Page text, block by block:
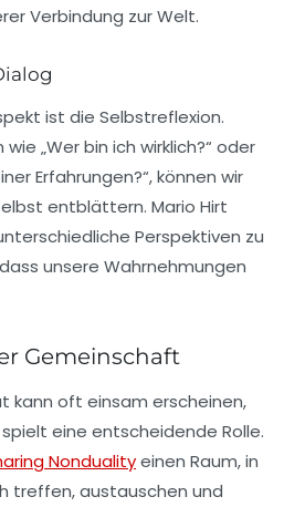
Verbindung zur Welt.
ist die Selbstreflexion.
„Wer bin ich wirklich?“ oder
Erfahrungen?“, können wir
entblättern. Mario Hirt
Perspektiven zu
unsere Wahrnehmungen
Gemeinschaft
kann oft einsam erscheinen,
eine entscheidende Rolle.
Nondualityeinen Raum, in
treffen, austauschen und